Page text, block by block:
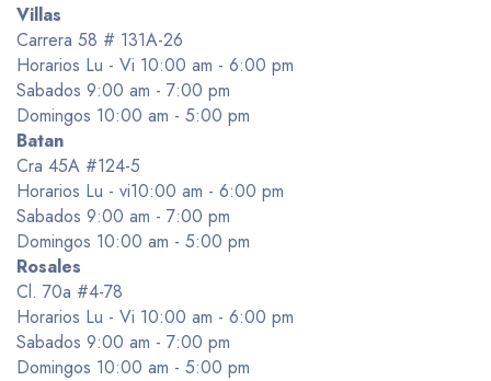
Villas
Carrera 58 # 131A-26
Horarios Lu - Vi 10:00 am - 6:00 pm
Sabados 9:00 am - 7:00 pm
Domingos 10:00 am - 5:00 pm
Batan
Cra 45A #124-5
Horarios Lu - vi10:00 am - 6:00 pm
Sabados 9:00 am - 7:00 pm
Domingos 10:00 am - 5:00 pm
Rosales
Cl. 70a #4-78
Horarios Lu - Vi 10:00 am - 6:00 pm
Sabados 9:00 am - 7:00 pm
Domingos 10:00 am - 5:00 pm